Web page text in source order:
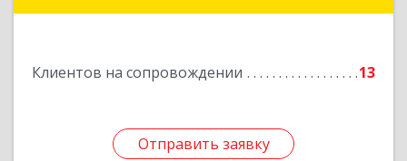
Клиентов на сопровождении 13
Отправить заявку
Отправить заявку